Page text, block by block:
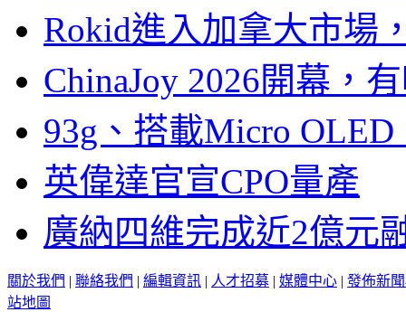
Rokid進入加拿大市場
ChinaJoy 2026開幕，
93g、搭載Micro
英偉達官宣CPO量產
廣納四維完成近2億元
關於我們 | 聯絡我們 | 編輯資訊 | 人才招募 | 媒體中心 | 發佈新
站地圖